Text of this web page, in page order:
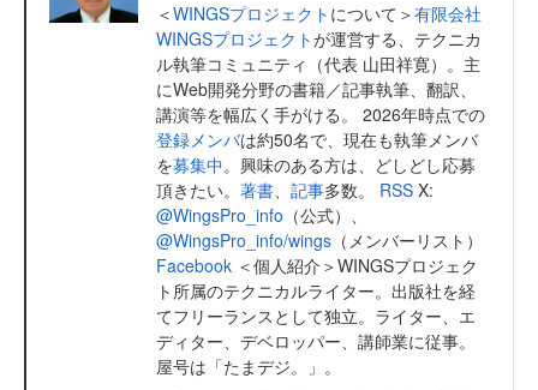
＜WINGSプロジェクト について＞有限会社
WINGSプロジェクトが運営する、テクニカ
ル執筆コミュニティ（代表 山田祥寛）。主
にWeb開発分野の書籍／記事執筆、翻訳、
講演等を幅広く手がける。 2026年時点での
登録メンバは約50名で、現在も執筆メンバ
を募集中。興味のある方は、どしどし応募
頂きたい。 著書、 記事多数。 RSS X:
@WingsPro_info （公式）、
@WingsPro_info/wings （メンバーリスト）
Facebook ＜個人紹介＞WINGSプロジェク
ト所属のテクニカルライター。出版社を経
てフリーランスとして独立。ライター、エ
ディター、デベロッパー、講師業に従事。
屋号は「たまデジ。」。